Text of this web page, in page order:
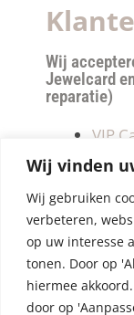
Wij vinden
Wij gebruiken
verbeteren,
op uw interesse
tonen. Door op
hiermee
door op
Wij
Jewelcard
reparatie)
VIP